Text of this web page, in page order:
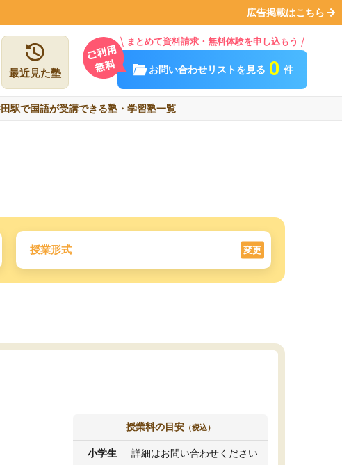
広告掲載はこちら
最近見た塾
まとめて資料請求・無料体験を申し込もう
お問い合わせリストを見る 0 件
駅で国語が受講できる塾・学習塾一覧
授業形式 変更
授業料の目安 （税込）
小学生 詳細はお問い合わせください